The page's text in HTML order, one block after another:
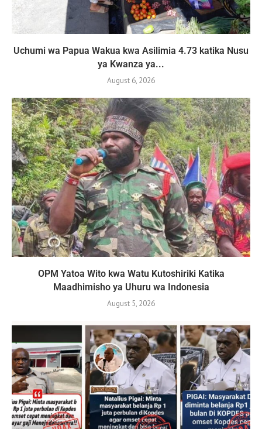
Uchumi wa Papua Wakua kwa Asilimia 4.73 katika Nusu
ya Kwanza ya...
August 6, 2026
OPM Yatoa Wito kwa Watu Kutoshiriki Katika
Maadhimisho ya Uhuru wa Indonesia
August 5, 2026